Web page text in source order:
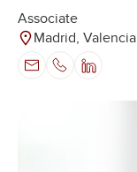
Associate
Madrid, Valencia